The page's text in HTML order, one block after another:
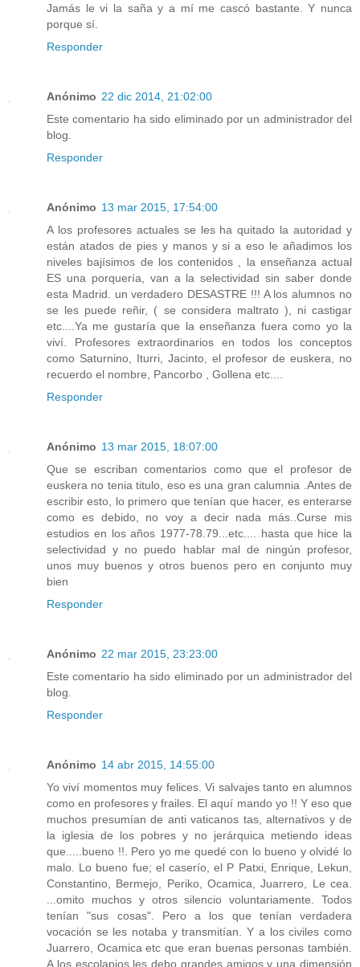
Jamás le vi la saña y a mí me cascó bastante. Y nunca
porque sí.
Responder
Anónimo 22 dic 2014, 21:02:00
Este comentario ha sido eliminado por un administrador del
blog.
Responder
Anónimo 13 mar 2015, 17:54:00
A los profesores actuales se les ha quitado la autoridad y
están atados de pies y manos y si a eso le añadimos los
niveles bajísimos de los contenidos , la enseñanza actual
ES una porquería, van a la selectividad sin saber donde
esta Madrid. un verdadero DESASTRE !!! A los alumnos no
se les puede reñir, ( se considera maltrato ), ni castigar
etc....Ya me gustaría que la enseñanza fuera como yo la
viví. Profesores extraordinarios en todos los conceptos
como Saturnino, Iturri, Jacinto, el profesor de euskera, no
recuerdo el nombre, Pancorbo , Gollena etc....
Responder
Anónimo 13 mar 2015, 18:07:00
Que se escriban comentarios como que el profesor de
euskera no tenia titulo, eso es una gran calumnia .Antes de
escribir esto, lo primero que tenían que hacer, es enterarse
como es debido, no voy a decir nada más..Curse mis
estudios en los años 1977-78.79...etc.... hasta que hice la
selectividad y no puedo hablar mal de ningún profesor,
unos muy buenos y otros buenos pero en conjunto muy
bien
Responder
Anónimo 22 mar 2015, 23:23:00
Este comentario ha sido eliminado por un administrador del
blog.
Responder
Anónimo 14 abr 2015, 14:55:00
Yo viví momentos muy felices. Vi salvajes tanto en alumnos
como en profesores y frailes. El aquí mando yo !! Y eso que
muchos presumían de anti vaticanos tas, alternativos y de
la iglesia de los pobres y no jerárquica metiendo ideas
que.....bueno !!. Pero yo me quedé con lo bueno y olvidé lo
malo. Lo bueno fue; el caserío, el P Patxi, Enrique, Lekun,
Constantino, Bermejo, Periko, Ocamica, Juarrero, Le cea.
...omito muchos y otros silencio voluntariamente. Todos
tenían "sus cosas". Pero a los que tenían verdadera
vocación se les notaba y transmitían. Y a los civiles como
Juarrero, Ocamica etc que eran buenas personas también.
A los escolapios les debo grandes amigos y una dimensión